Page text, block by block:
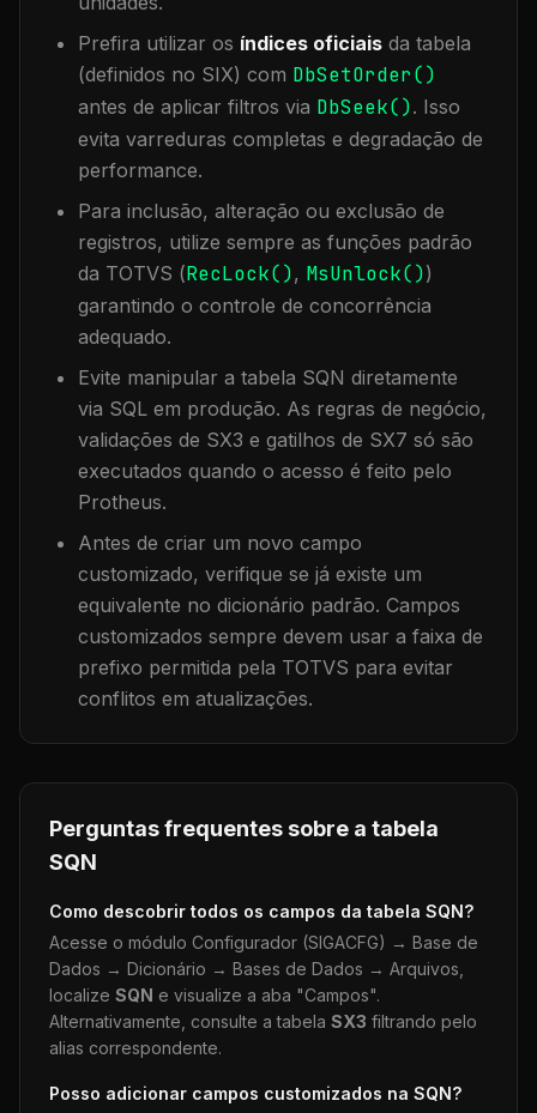
Prefira utilizar os índices oficiais da tabela
(definidos no SIX) com DbSetOrder()
antes de aplicar filtros via DbSeek(). Isso
evita varreduras completas e degradação de
performance.
Para inclusão, alteração ou exclusão de
registros, utilize sempre as funções padrão
da TOTVS (RecLock(), MsUnlock())
garantindo o controle de concorrência
adequado.
Evite manipular a tabela SQN diretamente
via SQL em produção. As regras de negócio,
validações de SX3 e gatilhos de SX7 só são
executados quando o acesso é feito pelo
Protheus.
Antes de criar um novo campo
customizado, verifique se já existe um
equivalente no dicionário padrão. Campos
customizados sempre devem usar a faixa de
prefixo permitida pela TOTVS para evitar
conflitos em atualizações.
Perguntas frequentes sobre a tabela
SQN
Como descobrir todos os campos da tabela SQN?
Acesse o módulo Configurador (SIGACFG) → Base de
Dados → Dicionário → Bases de Dados → Arquivos,
localize SQN e visualize a aba "Campos".
Alternativamente, consulte a tabela SX3 filtrando pelo
alias correspondente.
Posso adicionar campos customizados na SQN?